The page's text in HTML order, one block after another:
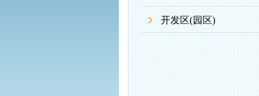
开发区(园区)